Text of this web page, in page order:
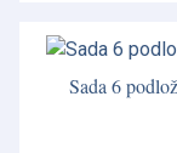
Sada 6